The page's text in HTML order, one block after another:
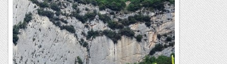
Avui ja ens hem hagut de mirar la 'meteo' amb una mica de
cautela: cel tapat, pluges pel sud... mmmmmhh!!! Aguantarà
per fer una vieta a Vilamala? Doncs anem-hi i ho sabrem. La...
Romàntic Guerrer